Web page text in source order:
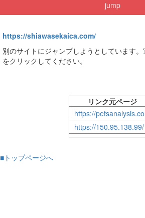
jump
https://shiawasekaica.com/
別のサイトにジャンプしようとしています
をクリックしてください。
リンク元ページ
https://
https://150.95.138.99/
■トップページへ